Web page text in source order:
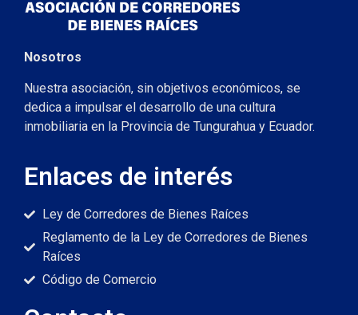
Nosotros
Nuestra asociación, sin objetivos económicos, se
dedica a impulsar el desarrollo de una cultura
inmobiliaria en la Provincia de Tungurahua y Ecuador.
Enlaces de interés
Ley de Corredores de Bienes Raíces
Reglamento de la Ley de Corredores de Bienes
Raíces
Código de Comercio